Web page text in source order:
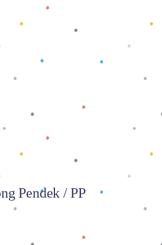
selengkapnya
Pendek / PP